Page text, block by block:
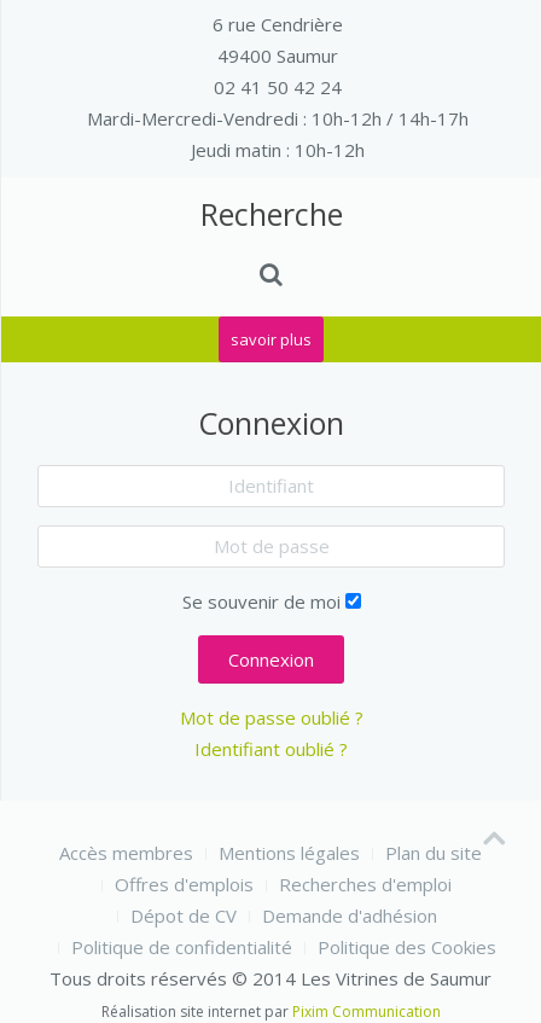
6 rue Cendrière
49400 Saumur
02 41 50 42 24
Mardi-Mercredi-Vendredi : 10h-12h / 14h-17h
Jeudi matin : 10h-12h
Recherche
savoir plus
Connexion
Se souvenir de moi
Connexion
Mot de passe oublié ?
Identifiant oublié ?
Accès membres Mentions légales
Plan du site
Offres d'emplois
Recherches d'emploi
Dépot de CV
Demande d'adhésion
Politique de confidentialité
Politique des Cookies
Tous droits réservés © 2014 Les Vitrines de Saumur
Réalisation site internet parPixim Communication